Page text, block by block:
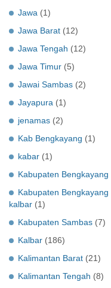
Jawa (1)
Jawa Barat (12)
Jawa Tengah (12)
Jawa Timur (5)
Jawai Sambas (2)
Jayapura (1)
jenamas (2)
Kab Bengkayang (1)
kabar (1)
Kabupaten Bengkayang
Kabupaten Bengkayang
kalbar (1)
Kabupaten Sambas (7)
Kalbar (186)
Kalimantan Barat (21)
Kalimantan Tengah (8)